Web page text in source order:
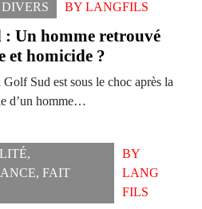
BY LANGFILS
Un homme retrouvé
et homicide ?
Sud est sous le choc après la
d’un homme…
,
, FAIT
BY
LANG
FILS